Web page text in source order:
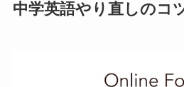
中学英語やり直しのコ